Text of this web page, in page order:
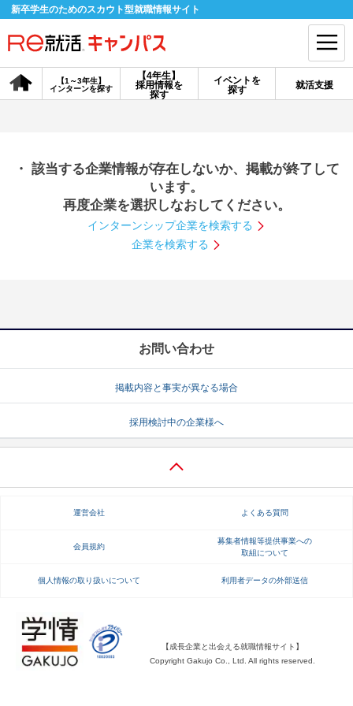
新卒学生のためのスカウト型就職情報サイト
【4年生】
採用情報を
探す
【1～3年生】
インターンを探す
イベントを
探す
就活支援
会員登録 ログイン
探す
【4年生】
説明会を探す
インターンを探す
就活ノウハウ・サポート
就活支援
就活ノウハウが満載！ お役立ち記事・相談室など
適職診断 就活チャンネル
・ 該当する企業情報が存在しないか、掲載が終了して
います。
再度企業を選択しなおしてください。
インターンシップ企業を検索する
企業を検索する
お問い合わせ
掲載内容と事実が異なる場合
採用検討中の企業様へ
運営会社 よくある質問
会員規約
募集者情報等提供事業への
取組について
個人情報の取り扱いについて 利用者データの外部送信
【成長企業と出会える就職情報サイト】
Copyright Gakujo Co., Ltd. All rights reserved.